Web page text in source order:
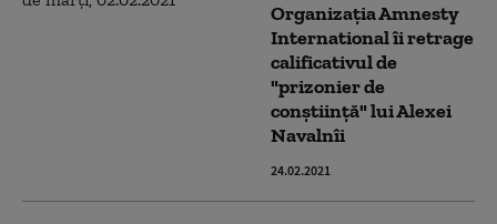
Organizaţia Amnesty
International îi retrage
calificativul de
"prizonier de
conştiinţă" lui Alexei
Navalnîi
24.02.2021